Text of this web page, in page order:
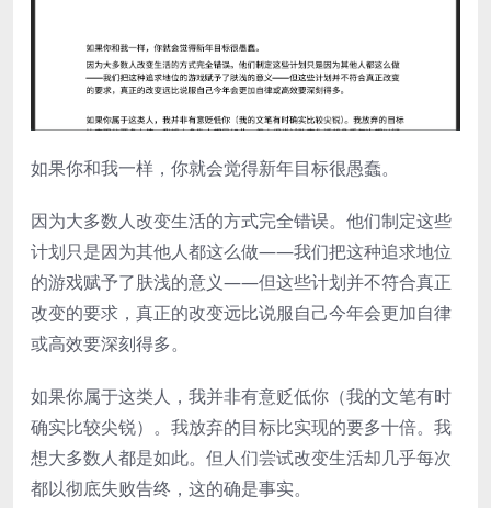
如果你和我一样，你就会觉得新年目标很愚蠢。
因为大多数人改变生活的方式完全错误。他们制定这些
计划只是因为其他人都这么做——我们把这种追求地位
的游戏赋予了肤浅的意义——但这些计划并不符合真正
改变的要求，真正的改变远比说服自己今年会更加自律
或高效要深刻得多。
如果你属于这类人，我并非有意贬低你（我的文笔有时
确实比较尖锐）。我放弃的目标比实现的要多十倍。我
想大多数人都是如此。但人们尝试改变生活却几乎每次
都以彻底失败告终，这的确是事实。